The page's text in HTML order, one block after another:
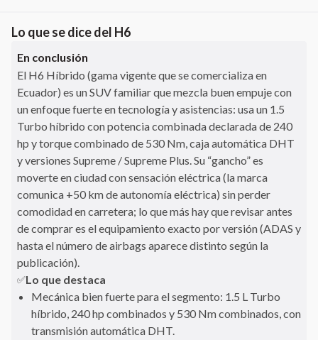
Lo que se dice del H6
En conclusión
El H6 Híbrido (gama vigente que se comercializa en
Ecuador) es un SUV familiar que mezcla buen empuje con
un enfoque fuerte en tecnología y asistencias: usa un 1.5
Turbo híbrido con potencia combinada declarada de 240
hp y torque combinado de 530 Nm, caja automática DHT
y versiones Supreme / Supreme Plus. Su “gancho” es
moverte en ciudad con sensación eléctrica (la marca
comunica +50 km de autonomía eléctrica) sin perder
comodidad en carretera; lo que más hay que revisar antes
de comprar es el equipamiento exacto por versión (ADAS y
hasta el número de airbags aparece distinto según la
publicación).
✅Lo que destaca
Mecánica bien fuerte para el segmento: 1.5 L Turbo
híbrido, 240 hp combinados y 530 Nm combinados, con
transmisión automática DHT.